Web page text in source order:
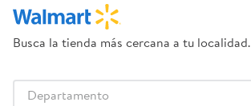
Busca la tienda más cercana a tu localidad.
Departamento